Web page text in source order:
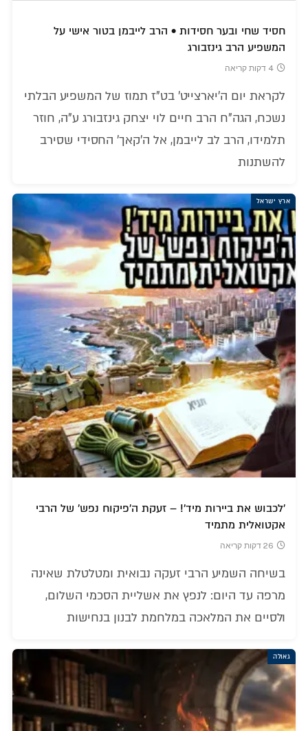
חסיד שחי ובער חסידות • הרב לייבמן בטור אישי על
המשפיע הרב גינזבורג
4 דקות קריאה
לקראת יום ה'יארצייט' בט"ז תמוז של המשפיע הבלתי
נשכח, הגה"ח הרב חיים לוי יצחק גינזבורג ע"ה, חוזר
תלמידו, הרב לב לייבמן, אל ה'קאך' החסידי שסירב
להשתנות
ארץ ישראל
'לכבוש את ביירות מיד'! – זעקת ה'פיקוח נפש' של הרבי
אקטואלית מתמיד
26 דקות קריאה
בשיחה השמיע הרבי זעקה נבואית ומטלטלת שאינה
מרפה עד היום: לנפץ את אשליית הסכמי השלום,
ולסיים את המלאכה במלחמת לבנון בנחישות
גאולה